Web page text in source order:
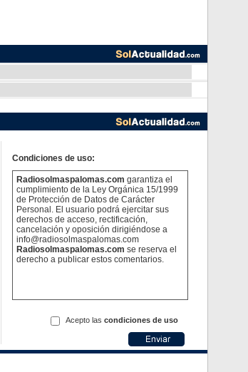
Condiciones de uso:
Radiosolmaspalomas.com garantiza el
cumplimiento de la Ley Orgánica 15/1999
de Protección de Datos de Carácter
Personal. El usuario podrá ejercitar sus
derechos de acceso, rectificación,
cancelación y oposición dirigiéndose a
info@radiosolmaspalomas.com
Radiosolmaspalomas.com se reserva el
derecho a publicar estos comentarios.
Acepto las condiciones de uso